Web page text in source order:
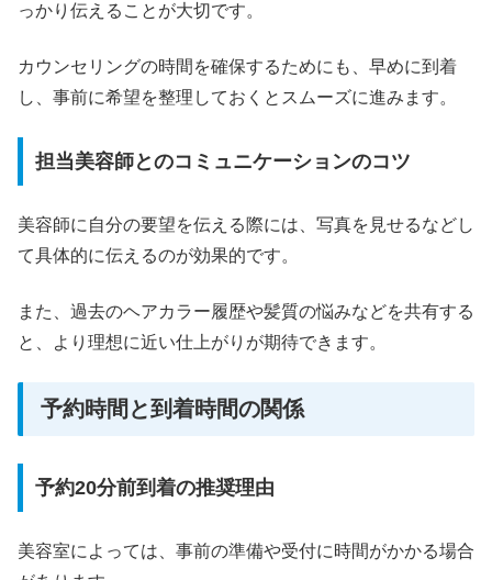
っかり伝えることが大切です。
カウンセリングの時間を確保するためにも、早めに到着
し、事前に希望を整理しておくとスムーズに進みます。
担当美容師とのコミュニケーションのコツ
美容師に自分の要望を伝える際には、写真を見せるなどし
て具体的に伝えるのが効果的です。
また、過去のヘアカラー履歴や髪質の悩みなどを共有する
と、より理想に近い仕上がりが期待できます。
予約時間と到着時間の関係
予約20分前到着の推奨理由
美容室によっては、事前の準備や受付に時間がかかる場合